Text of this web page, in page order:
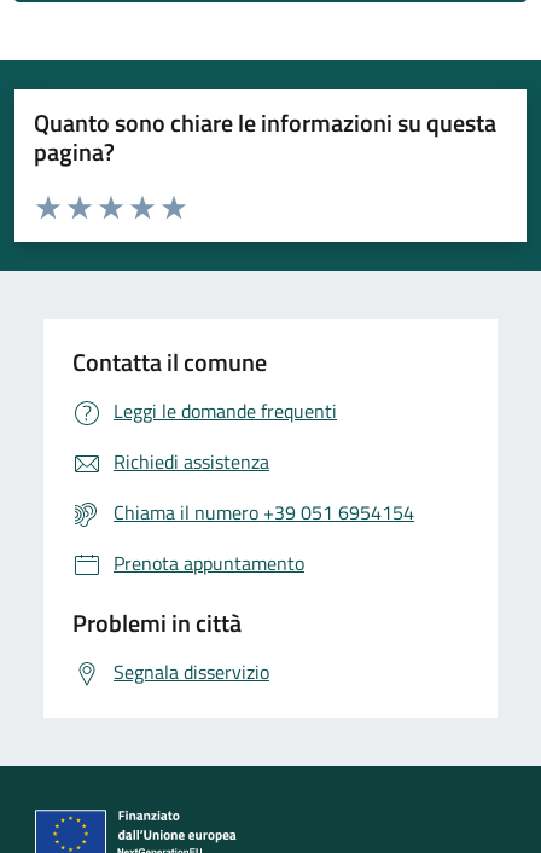
Quanto sono chiare le informazioni su questa
pagina?
Valuta da 1 a 5 stelle la pagina
Valuta 5 stelle su 5
Valuta 4 stelle su 5
Valuta 3 stelle su 5
Valuta 2 stelle su 5
Valuta 1 stelle su 5
Contatta il comune
Leggi le domande frequenti
Richiedi assistenza
Chiama il numero +39 051 6954154
Prenota appuntamento
Problemi in città
Segnala disservizio